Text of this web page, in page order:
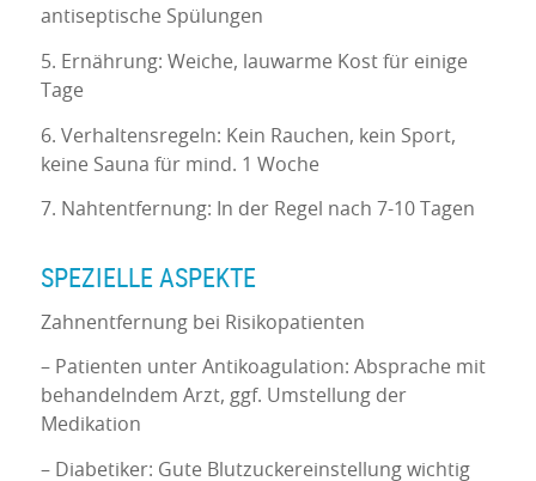
antiseptische Spülungen
5. Ernährung: Weiche, lauwarme Kost für einige
Tage
6. Verhaltensregeln: Kein Rauchen, kein Sport,
keine Sauna für mind. 1 Woche
7. Nahtentfernung: In der Regel nach 7-10 Tagen
SPEZIELLE ASPEKTE
Zahnentfernung bei Risikopatienten
– Patienten unter Antikoagulation: Absprache mit
behandelndem Arzt, ggf. Umstellung der
Medikation
– Diabetiker: Gute Blutzuckereinstellung wichtig